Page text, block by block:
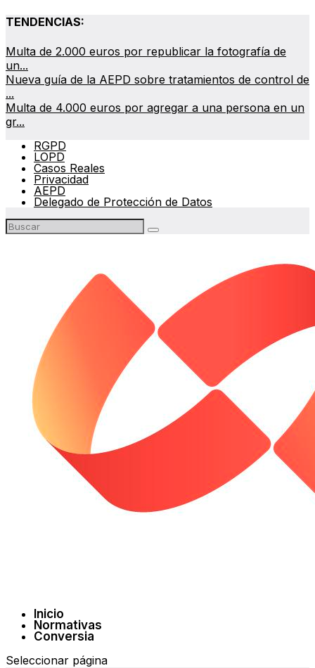
TENDENCIAS:
Multa de 2.000 euros por republicar la fotografía de
un...
Nueva guía de la AEPD sobre tratamientos de control de
...
Multa de 4.000 euros por agregar a una persona en un
gr...
RGPD
LOPD
Casos Reales
Privacidad
AEPD
Delegado de Protección de Datos
Inicio
Normativas
Conversia
Seleccionar página